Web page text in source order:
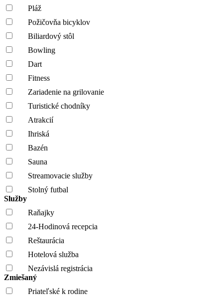
Pláž
Požičovňa bicyklov
Biliardový stôl
Bowling
Dart
Fitness
Zariadenie na grilovanie
Turistické chodníky
Atrakcií
Ihriská
Bazén
Sauna
Streamovacie služby
Stolný futbal
Služby
Raňajky
24-Hodinová recepcia
Reštaurácia
Hotelová služba
Nezávislá registrácia
Zmiešaný
Priateľské k rodine